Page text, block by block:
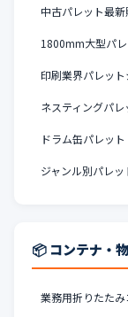
中古パレット最
1800mm大型パレ
印刷業界パレッ
ネスティングパレ
ドラム缶パレット
ジャンル別パレッ
📦 コンテナ・
業務用折りたた